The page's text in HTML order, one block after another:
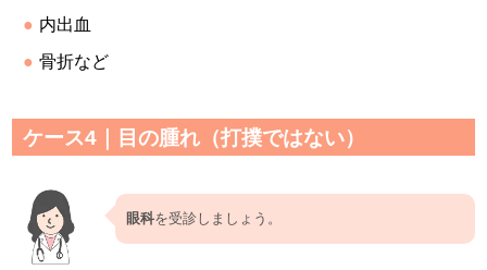
内出血
骨折など
ケース4｜目の腫れ（打撲ではない）
眼科を受診しましょう。